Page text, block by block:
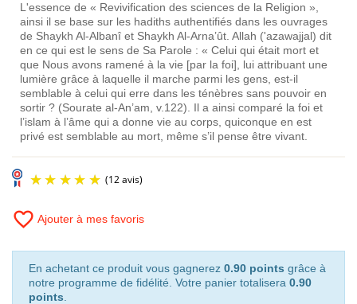
L'essence de « Revivification des sciences de la Religion »,
ainsi il se base sur les hadiths authentifiés dans les ouvrages
de Shaykh Al-Albanî et Shaykh Al-Arna’ût. Allah ('azawajjal) dit
en ce qui est le sens de Sa Parole : « Celui qui était mort et
que Nous avons ramené à la vie [par la foi], lui attribuant une
lumière grâce à laquelle il marche parmi les gens, est-il
semblable à celui qui erre dans les ténèbres sans pouvoir en
sortir ? (Sourate al-An’am, v.122). Il a ainsi comparé la foi et
l’islam à l’âme qui a donne vie au corps, quiconque en est
privé est semblable au mort, même s’il pense être vivant.
favorite_border Ajouter à mes favoris
En achetant ce produit vous gagnerez 0.90 points grâce à
notre programme de fidélité. Votre panier totalisera 0.90
points